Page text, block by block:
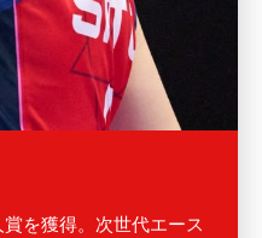
を獲得。次世代エース